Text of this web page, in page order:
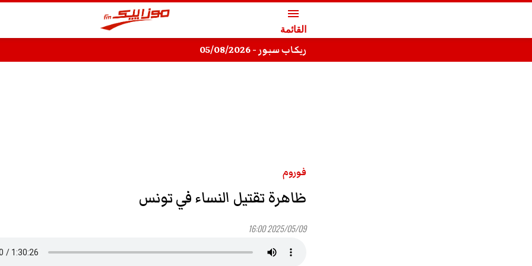
menu
القائمة
ريكاب سبور - 05/08/2026
فوروم
ظاهرة تقتيل النساء في تونس
2025/05/09 16:00